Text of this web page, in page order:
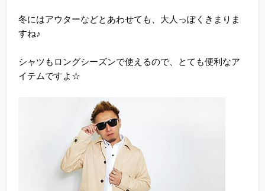
冬にはアウターなどとあわせても、大人っぽくきまりま
すね♪
シャツもロングシーズンで使えるので、とても便利なア
イテムですよ☆